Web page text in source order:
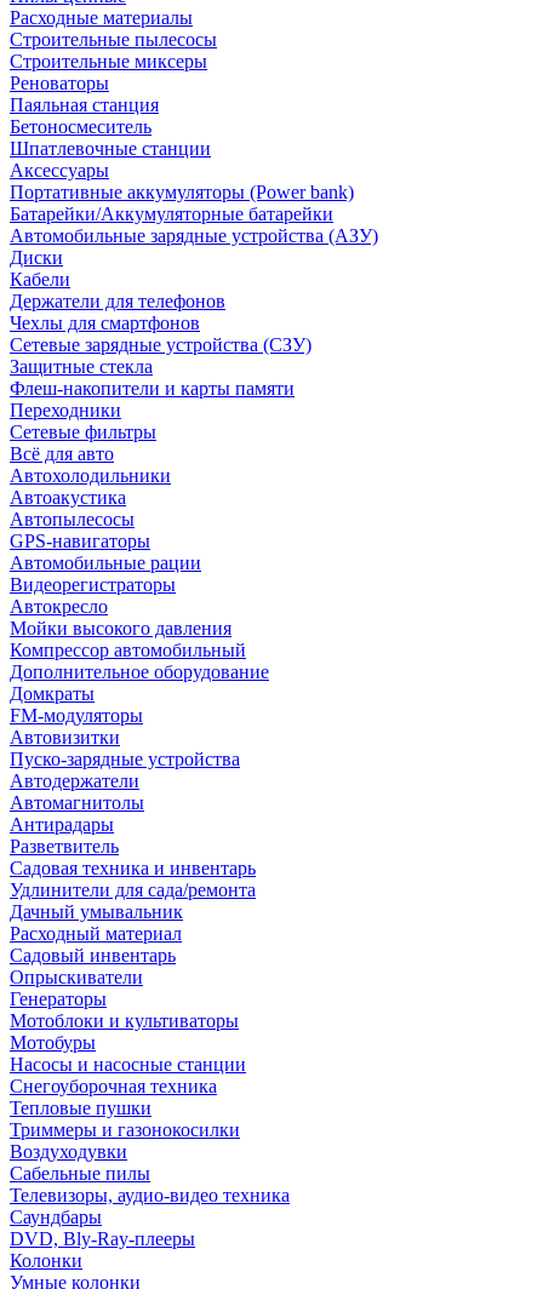
Расходные материалы
Строительные пылесосы
Строительные миксеры
Реноваторы
Паяльная станция
Бетоносмеситель
Шпатлевочные станции
Аксессуары
Портативные аккумуляторы (Power bank)
Батарейки/Аккумуляторные батарейки
Автомобильные зарядные устройства (АЗУ)
Диски
Кабели
Держатели для телефонов
Чехлы для смартфонов
Сетевые зарядные устройства (СЗУ)
Защитные стекла
Флеш-накопители и карты памяти
Переходники
Сетевые фильтры
Всё для авто
Автохолодильники
Автоакустика
Автопылесосы
GPS-навигаторы
Автомобильные рации
Видеорегистраторы
Автокресло
Мойки высокого давления
Компрессор автомобильный
Дополнительное оборудование
Домкраты
FM-модуляторы
Автовизитки
Пуско-зарядные устройства
Автодержатели
Автомагнитолы
Антирадары
Разветвитель
Садовая техника и инвентарь
Удлинители для сада/ремонта
Дачный умывальник
Расходный материал
Садовый инвентарь
Опрыскиватели
Генераторы
Мотоблоки и культиваторы
Мотобуры
Насосы и насосные станции
Снегоуборочная техника
Тепловые пушки
Триммеры и газонокосилки
Воздуходувки
Сабельные пилы
Телевизоры, аудио-видео техника
Саундбары
DVD, Bly-Ray-плееры
Колонки
Умные колонки